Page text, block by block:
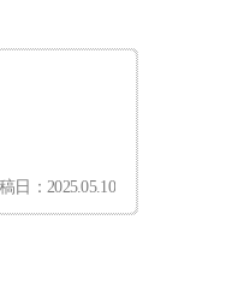
日：2025.05.10